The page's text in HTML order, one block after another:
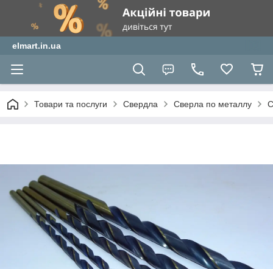
elmart.in.ua
Товари та послуги Свердла Сверла по металлу